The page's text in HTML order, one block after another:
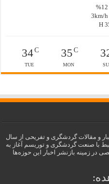
H
35C
MON
34C
TUE
و مقالات گردشگری و تفریحی از سال
با صنعت گردشگری و توریسم آغاز به
در زمینه بازنشر اخبار این حوزه‌ها